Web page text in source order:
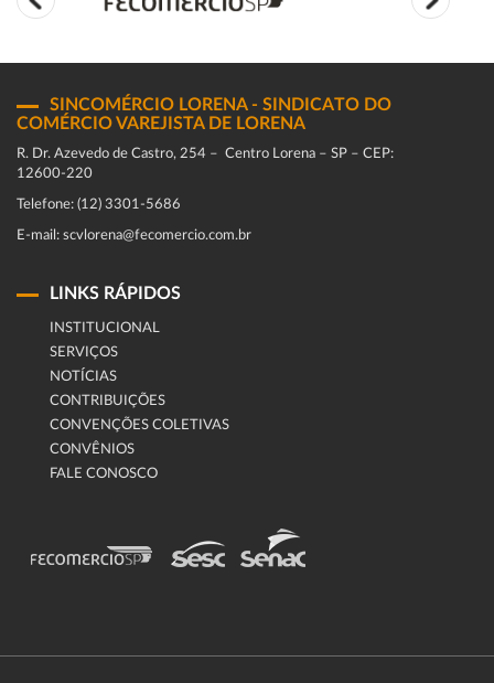
SINCOMÉRCIO LORENA - SINDICATO DO
COMÉRCIO VAREJISTA DE LORENA
R. Dr. Azevedo de Castro, 254 – Centro Lorena – SP – CEP:
12600-220
Telefone: (12) 3301-5686
E-mail: scvlorena@fecomercio.com.br
LINKS RÁPIDOS
INSTITUCIONAL
SERVIÇOS
NOTÍCIAS
CONTRIBUIÇÕES
CONVENÇÕES COLETIVAS
CONVÊNIOS
FALE CONOSCO